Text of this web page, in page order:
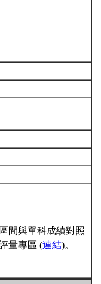
間與單科成績對照
量專區 (連結)。